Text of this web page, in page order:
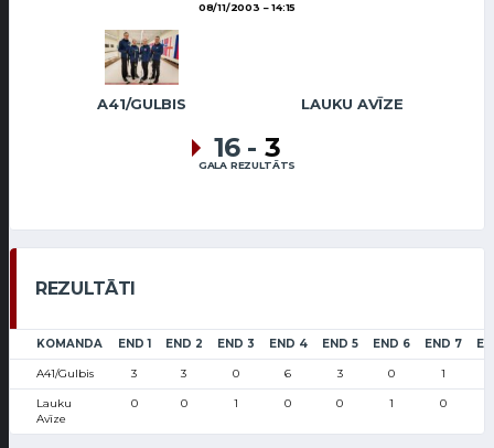
08/11/2003 14:15
A41/GULBIS LAUKU AVĪZE
16 - 3
GALA REZULTĀTS
REZULTĀTI
KOMANDA END 1 END 2 END 3 END 4 END 5 END 6 END 7
A41/Gulbis 3 3 0 6 3 0 1
Lauku
Avīze
0 0 1 0 0 1 0